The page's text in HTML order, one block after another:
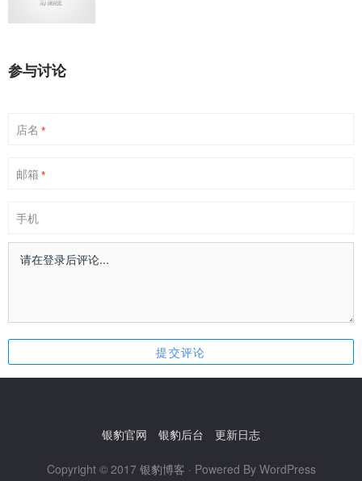
参与讨论
店名 *
邮箱 *
手机
银豹官网 银豹后台 更新日志
Copyright © 2017 银豹博客 · Powered By WordPress